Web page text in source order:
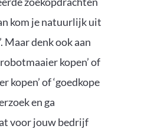
kom je natuurlijk uit
Maar denk ook aan
kopen’ of
kopen’ of ‘goedkope
en ga
voor jouw bedrijf